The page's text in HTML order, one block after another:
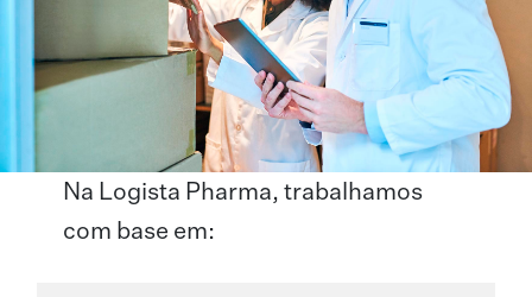
Na Logista Pharma, trabalhamos
com base em: